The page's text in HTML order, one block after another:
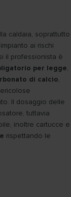
caldaia, soprattutto
ai rischi
il professionista è
per legge,
di calcio,
Il dosaggio delle
tuttavia
inoltre cartucce e
rispettando le